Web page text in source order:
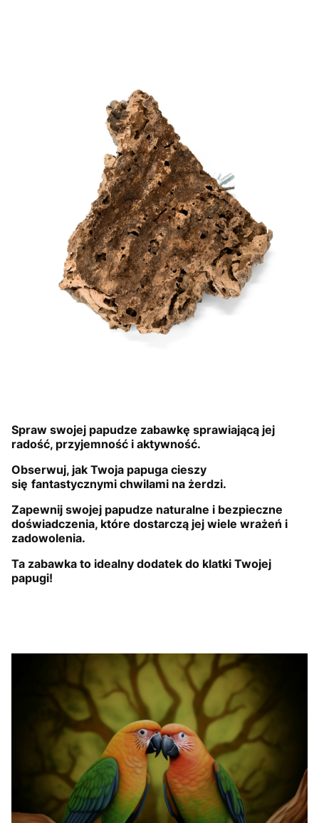
Spraw swojej papudze zabawkę sprawiającą jej
radość, przyjemność i aktywność.
Obserwuj, jak Twoja papuga cieszy
się fantastycznymi chwilami na żerdzi.
Zapewnij swojej papudze naturalne i bezpieczne
doświadczenia, które dostarczą jej wiele wrażeń i
zadowolenia.
Ta zabawka to idealny dodatek do klatki Twojej
papugi!